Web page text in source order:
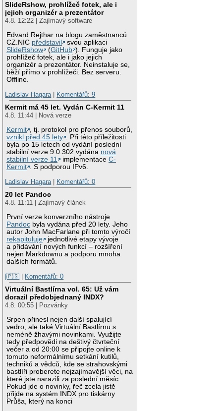
SlideRshow, prohlížeč fotek, ale i
jejich organizér a prezentátor
4.8. 12:22 | Zajímavý software
Edvard Rejthar na blogu zaměstnanců
CZ.NIC představil
svou aplikaci
SlideRshow
(GitHub ). Funguje jako
prohlížeč fotek, ale i jako jejich
organizér a prezentátor. Neinstaluje se,
běží přímo v prohlížeči. Bez serveru.
Offline.
Ladislav Hagara | Komentářů: 9
Kermit má 45 let. Vydán C-Kermit 11
4.8. 11:44 | Nová verze
Kermit , tj. protokol pro přenos souborů,
vznikl před 45 lety . Při této příležitosti
byla po 15 letech od vydání poslední
stabilní verze 9.0.302 vydána nová
stabilní verze 11
implementaceC-
Kermit . S podporou IPv6.
Ladislav Hagara | Komentářů: 0
20 let Pandoc
4.8. 11:11 | Zajímavý článek
První verze konverzního nástroje
Pandoc byla vydána před 20 lety. Jeho
autor John MacFarlane při tomto výročí
rekapituluje
jednotlivé etapy vývoje
a přidávání nových funkcí – rozšíření
nejen Markdownu a podporu mnoha
dalších formátů.
|🇵🇸 | Komentářů: 0
Virtuální Bastlírna vol. 65: Už vám
dorazil předobjednaný INDX?
4.8. 00:55 | Pozvánky
Srpen přinesl nejen další spalující
vedro, ale také Virtuální Bastlírnu s
neméně žhavými novinkami. Využijte
tedy předpovědi na deštivý čtvrteční
večer a od 20:00 se připojte online k
tomuto neformálnímu setkání kutilů,
techniků a vědců, kde se strahovskými
bastlíři proberete nejzajímavější věci, na
které jste narazili za poslední měsíc.
Pokud jde o novinky, řeč zcela jistě
přijde na systém INDX pro tiskárny
Průša, který na konci